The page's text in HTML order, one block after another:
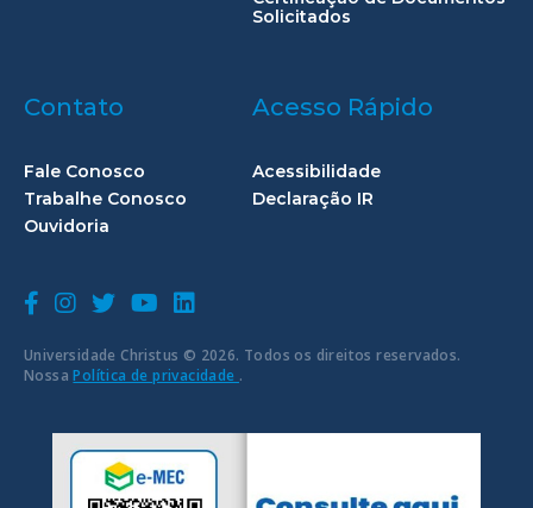
Universidade Christus © 2026. Todos os direitos reservados.
NossaPolítica de privacidade .
Solicitados
Contato
Fale Conosco
Trabalhe Conosco
Ouvidoria
Acesso Rápido
Acessibilidade
Declaração IR